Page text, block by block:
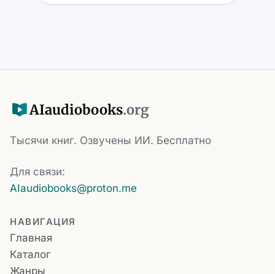
AIaudiobooks.org
Тысячи книг. Озвучены ИИ. Бесплатно
Для связи:
AIaudiobooks@proton.me
НАВИГАЦИЯ
Главная
Каталог
Жанры